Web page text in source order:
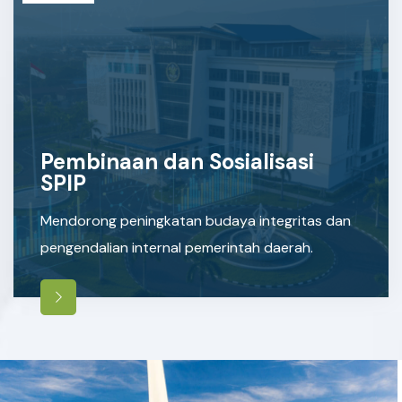
Pembinaan dan Sosialisasi
SPIP
Mendorong peningkatan budaya integritas dan
pengendalian internal pemerintah daerah.